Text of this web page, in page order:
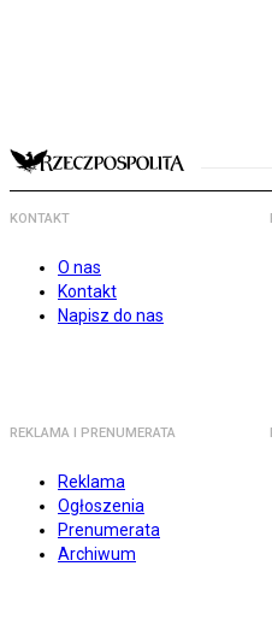
KONTAKT
O nas
Kontakt
Napisz do nas
REKLAMA I PRENUMERATA
Reklama
Ogłoszenia
Prenumerata
Archiwum